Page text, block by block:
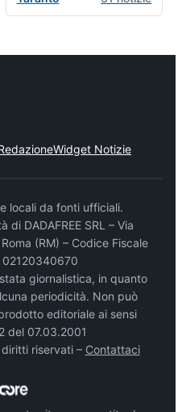
Widget Notizie
locali da fonti ufficiali.
DADAFREE SRL – Via
(RM) – Codice Fiscale
02120340670
giornalistica, in quanto
periodicità. Non può
editoriale ai sensi
del 07.03.2001
riservati – Contattaci